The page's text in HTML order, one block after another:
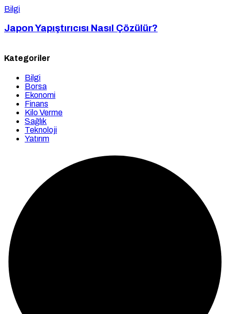
Bilgi
Japon Yapıştırıcısı Nasıl Çözülür?
Kategoriler
Bilgi
Borsa
Ekonomi
Finans
Kilo Verme
Sağlık
Teknoloji
Yatırım